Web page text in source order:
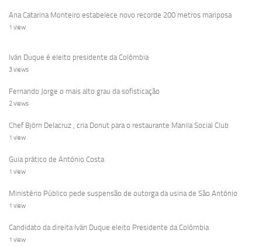
Ana Catarina Monteiro estabelece novo recorde 200 metros mariposa
1 view
Iván Duque é eleito presidente da Colômbia
3 views
Fernando Jorge o mais alto grau da sofisticação
2 views
Chef Björn Delacruz , cria Donut para o restaurante Manila Social Club
1 view
Guia prático de António Costa
1 view
Ministério Público pede suspensão de outorga da usina de São Antônio
1 view
Candidato da direita Iván Duque eleito Presidente da Colômbia
1 view